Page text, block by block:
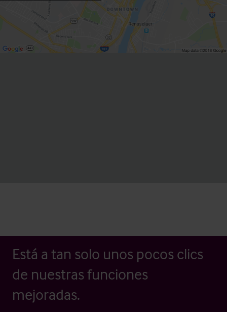
Está a tan solo unos pocos clics
de nuestras funciones
mejoradas.